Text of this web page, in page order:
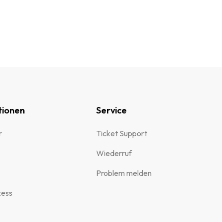
Service
Ticket Support
Wiederruf
Problem melden